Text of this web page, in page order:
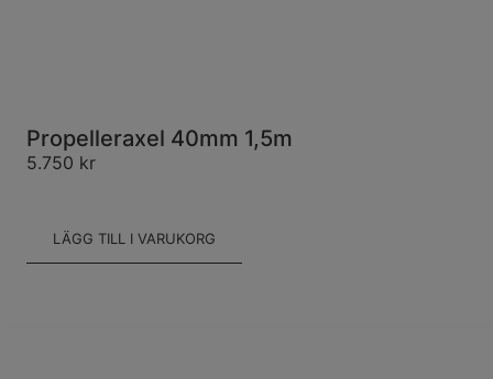
Propelleraxel 40mm 1,5m
5.750 kr
LÄGG TILL I VARUKORG